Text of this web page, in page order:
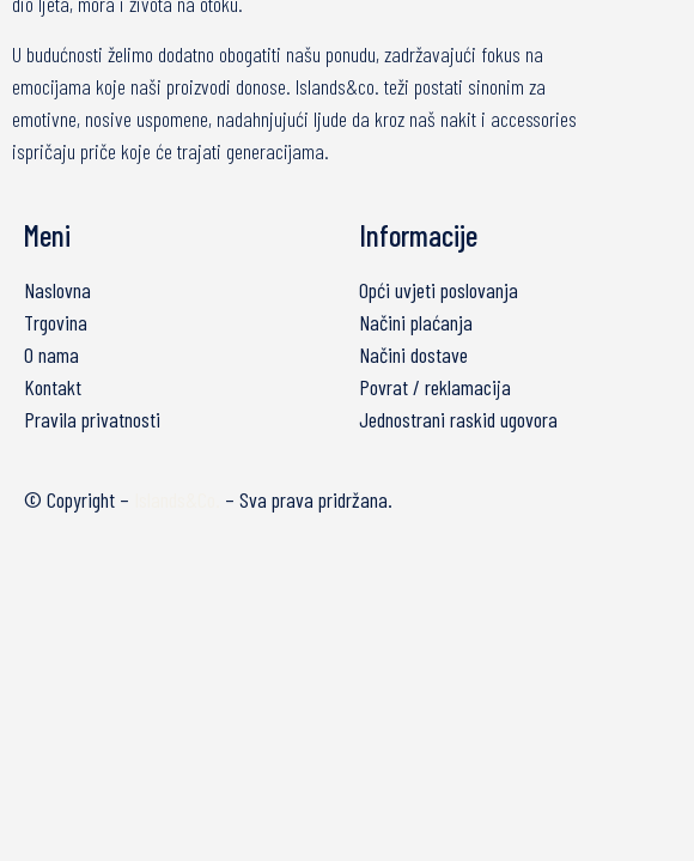
U budućnosti želimo dodatno obogatiti našu ponudu, zadržavajući fokus na
emocijama koje naši proizvodi donose. Islands&co. teži postati sinonim za
emotivne, nosive uspomene, nadahnjujući ljude da kroz naš nakit i accessories
ispričaju priče koje će trajati generacijama.
Meni
Naslovna
Trgovina
O nama
Kontakt
Pravila privatnosti
Informacije
Opći uvjeti poslovanja
Načini plaćanja
Načini dostave
Povrat / reklamacija
Jednostrani raskid ugovora
© Copyright – – Sva prava pridržana.